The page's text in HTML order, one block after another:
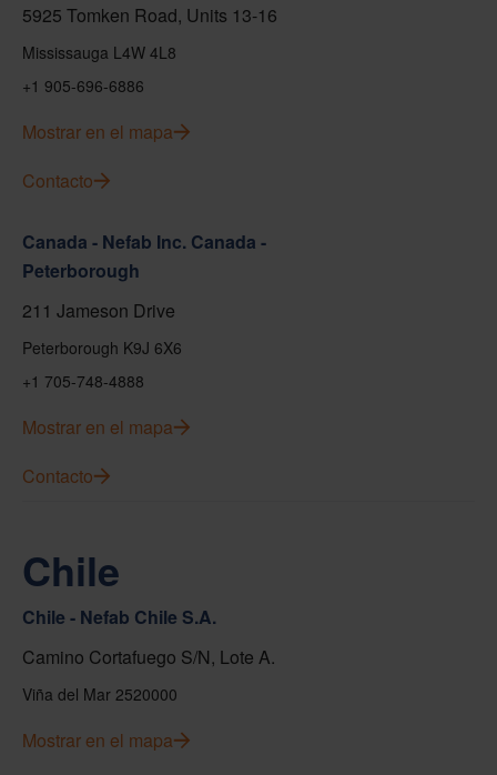
5925 Tomken Road, Units 13-16
Mississauga L4W 4L8
+1 905-696-6886
Mostrar en el mapa
Contacto
Canada - Nefab Inc. Canada -
Peterborough
211 Jameson Drive
Peterborough K9J 6X6
+1 705-748-4888
Mostrar en el mapa
Contacto
Chile
Chile - Nefab Chile S.A.
Camino Cortafuego S/N, Lote A.
Viña del Mar 2520000
Mostrar en el mapa